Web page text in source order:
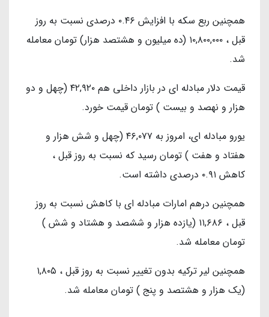
همچنین ربع سکه با افزایش ۰.۴۶ درصدی نسبت به روز
قبل ، ۱۰,۸۰۰,۰۰۰ (ده میلیون و هشتصد هزار) تومان معامله
شد.
قیمت دلار مبادله ای در بازار داخلی هم ۴۲,۹۲۰ (چهل و دو
هزار و نهصد و بیست ) تومان قیمت خورد.
یورو مبادله ای، امروز به ۴۶,۰۷۷ (چهل و شش هزار و
هفتاد و هفت ) تومان رسید که نسبت به روز قبل ،
کاهش ۰.۹۱ درصدی داشته است.
همچنین درهم امارات مبادله ای با کاهش نسبت به روز
قبل ، ۱۱,۶۸۶ (یازده هزار و ششصد و هشتاد و شش )
تومان معامله شد.
همچنین لیر ترکیه بدون تغییر نسبت به روز قبل ، ۱,۸۰۵
(یک هزار و هشتصد و پنج ) تومان معامله شد.